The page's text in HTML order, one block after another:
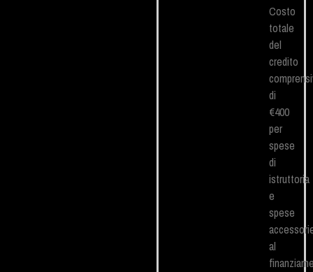
Costo
totale
del
credito
di
€400
per
spese
di
istruttoria
e
spese
al